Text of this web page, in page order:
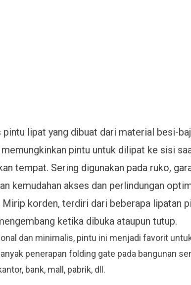
pintu lipat yang dibuat dari material besi-
pintu untuk dilipat ke sisi
tempat. Sering digunakan pada ruko,
kemudahan akses dan perlindungan
Mirip korden, terdiri dari beberapa lipatan
ketika dibuka ataupun tutup.
dan minimalis, pintu ini menjadi favorit
penerapan folding gate pada bangunan
bank, mall, pabrik, dll.